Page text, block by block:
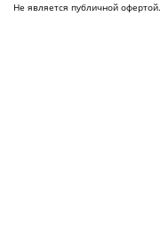
Не является публичной офертой.